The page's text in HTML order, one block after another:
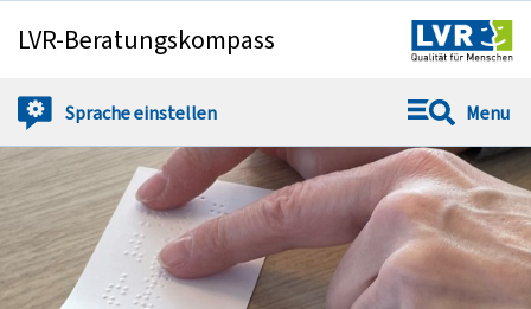
Sauter
LVR-Beratungskompass
Spracheeinstellen Menu